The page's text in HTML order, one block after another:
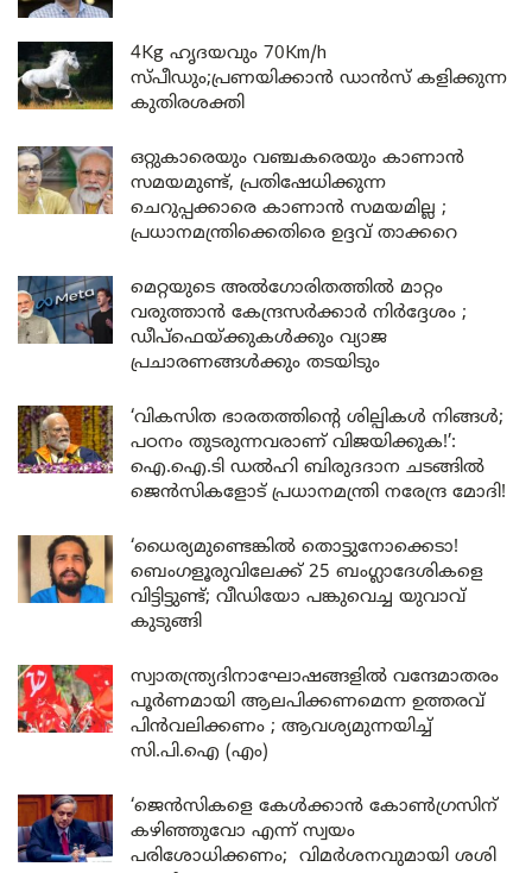
4Kg ഹൃദയവും 70Km/h
സ്പീഡും;പ്രണയിക്കാൻ ഡാൻസ് കളിക്കുന്ന
കുതിരശക്തി
ഒറ്റുകാരെയും വഞ്ചകരെയും കാണാൻ
സമയമുണ്ട്, പ്രതിഷേധിക്കുന്ന
ചെറുപ്പക്കാരെ കാണാൻ സമയമില്ല ;
പ്രധാനമന്ത്രിക്കെതിരെ ഉദ്ദവ് താക്കറെ
മെറ്റയുടെ അൽഗോരിതത്തിൽ മാറ്റം
വരുത്താൻ കേന്ദ്രസർക്കാർ നിർദ്ദേശം ;
ഡീപ്‌ഫെയ്ക്കുകൾക്കും വ്യാജ
പ്രചാരണങ്ങൾക്കും തടയിടും
‘വികസിത ഭാരതത്തിന്റെ ശില്പികൾ നിങ്ങൾ;
പഠനം തുടരുന്നവരാണ് വിജയിക്കുക!’:
ഐ.ഐ.ടി ഡൽഹി ബിരുദദാന ചടങ്ങിൽ
ജെൻസികളോട് പ്രധാനമന്ത്രി നരേന്ദ്ര മോദി!
‘ധൈര്യമുണ്ടെങ്കിൽ തൊട്ടുനോക്കെടാ!
ബെംഗളൂരുവിലേക്ക് 25 ബംഗ്ലാദേശികളെ
വിട്ടിട്ടുണ്ട്; വീഡിയോ പങ്കുവെച്ച യുവാവ്
കുടുങ്ങി
സ്വാതന്ത്ര്യദിനാഘോഷങ്ങളിൽ വന്ദേമാതരം
പൂർണമായി ആലപിക്കണമെന്ന ഉത്തരവ്
പിൻവലിക്കണം ; ആവശ്യമുന്നയിച്ച്
സി.പി.ഐ (എം)
‘ജെൻസികളെ കേൾക്കാൻ കോൺഗ്രസിന്
കഴിഞ്ഞുവോ എന്ന് സ്വയം
പരിശോധിക്കണം; വിമർശനവുമായി ശശി